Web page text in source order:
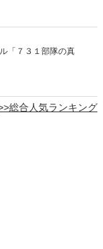
「７３１部隊の真
総合人気ランキング